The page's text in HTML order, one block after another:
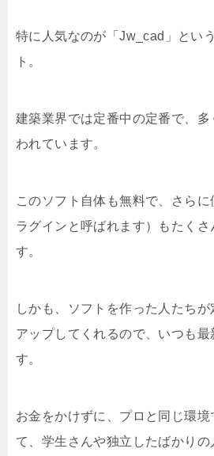
特に人気なのが「Jw_cad」とい
ト。
建築業界では定番中の定番で、
われています。
このソフト自体も無料で、さら
ラグインと呼ばれます）もたくさ
す。
しかも、ソフトを作った人たち
アップしてくれるので、いつも最
す。
お金をかけずに、プロと同じ環
て、学生さんや独立したばかりの